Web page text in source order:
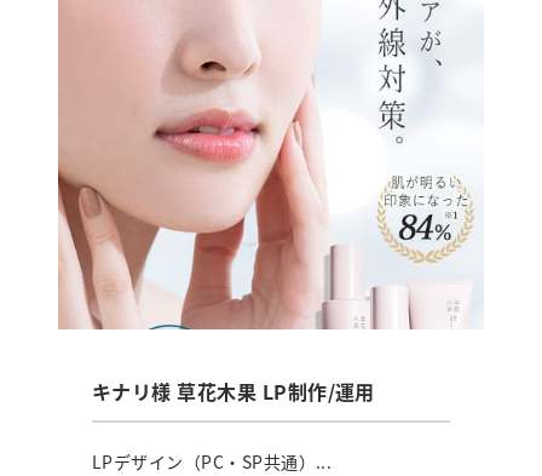
キナリ様 草花木果 LP制作/運用
LPデザイン（PC・SP共通）...